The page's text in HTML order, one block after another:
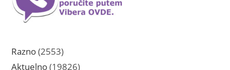
Razno 25532553
proizvoda
Aktuelno 1982619826